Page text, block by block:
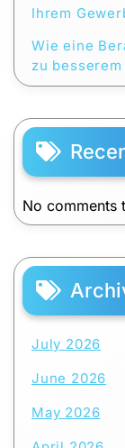
Ihrem
Wie eine
zu
No comments
July 2026
June 2026
May 2026